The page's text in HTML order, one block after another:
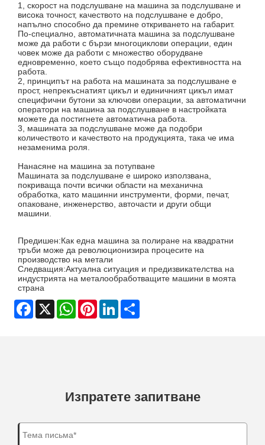
1, скорост на подслушване на машина за подслушване и
висока точност, качеството на подслушване е добро,
напълно способно да премине откриването на габарит.
По-специално, автоматичната машина за подслушване
може да работи с бързи многоциклови операции, един
човек може да работи с множество оборудване
едновременно, което също подобрява ефективността на
работа.
2, принципът на работа на машината за подслушване е
прост, непрекъснатият цикъл и единичният цикъл имат
специфични бутони за ключови операции, за автоматични
оператори на машина за подслушване в настройката
можете да постигнете автоматична работа.
3, машината за подслушване може да подобри
количеството и качеството на продукцията, така че има
незаменима роля.
Нанасяне на машина за потупване
Машината за подслушване е широко използвана,
покриваща почти всички области на механична
обработка, като машинни инструменти, форми, печат,
опаковане, инженерство, авточасти и други общи
машини.
Предишен:Как една машина за полиране на квадратни
тръби може да революционизира процесите на
производство на метали
Следващия:Актуална ситуация и предизвикателства на
индустрията на металообработващите машини в моята
страна
Facebook
X WhatsAppPinterestLinkedIn
Изпратете запитване